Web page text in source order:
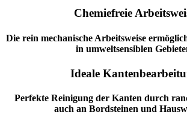
Chemiefreie
Die rein mechanische Arbeitsweise
in umweltsensiblen
Ideale
Perfekte Reinigung der Kanten durch
auch an Bordsteinen und